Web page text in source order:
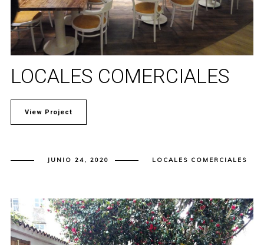
LOCALES COMERCIALES
View Project
JUNIO 24, 2020 LOCALES COMERCIALES